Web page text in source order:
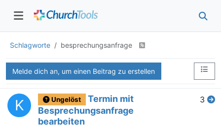
Schlagworte besprechungsanfrage
Melde dich an, um einen Beitrag zu erstellen
K Ungelöst
Termin mit
Besprechungsanfrage
bearbeiten
3